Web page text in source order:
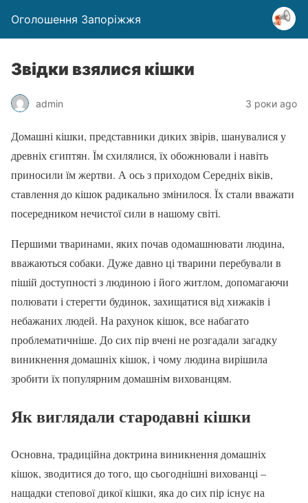
Оголошення Запоріжжя
Звідки взялися кішки
admin 3 роки ago
Домашні кішки, представники диких звірів, шанувалися у
древніх єгиптян. Їм схилялися, їх обожнювали і навіть
приносили їм жертви. А ось з приходом Середніх віків,
ставлення до кішок радикально змінилося. Їх стали вважати
посередником нечистої сили в нашому світі.
Першими тваринами, яких почав одомашнювати людина,
вважаються собаки. Дуже давно ці тварини перебували в
пішій доступності з людиною і його житлом, допомагаючи
полювати і стерегти будинок, захищатися від хижаків і
небажаних людей. На рахунок кішок, все набагато
проблематичніше. До сих пір вчені не розгадали загадку
виникнення домашніх кішок, і чому людина вирішила
зробити їх популярним домашнім вихованцям.
Як виглядали стародавні кішки
Основна, традиційна доктрина виникнення домашніх
кішок, зводитися до того, що сьогоднішні вихованці –
нащадки степової дикої кішки, яка до сих пір існує на